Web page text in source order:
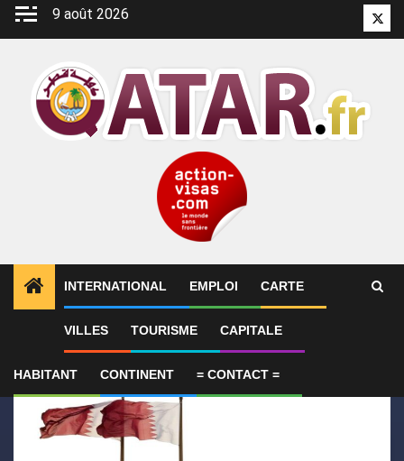
Aller
9 août 2026
INTERNATIONAL EMPLOI CARTE
VILLES TOURISME CAPITALE
HABITANT CONTINENT = CONTACT =
ALERTES INFO 1 Le Qatar condamne l’attentat